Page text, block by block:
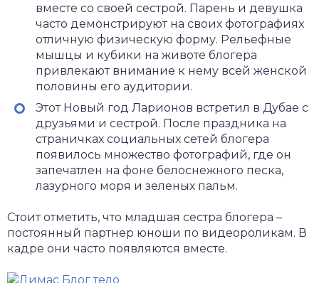
вместе со своей сестрой. Парень и девушка
часто демонстрируют на своих фотографиях
отличную физическую форму. Рельефные
мышцы и кубики на животе блогера
привлекают внимание к нему всей женской
половины его аудитории.
Этот Новый год Ларионов встретил в Дубае с
друзьями и сестрой. После праздника на
страничках социальных сетей блогера
появилось множество фотографий, где он
запечатлен на фоне белоснежного песка,
лазурного моря и зеленых пальм.
Стоит отметить, что младшая сестра блогера –
постоянный партнер юноши по видеороликам. В
кадре они часто появляются вместе.